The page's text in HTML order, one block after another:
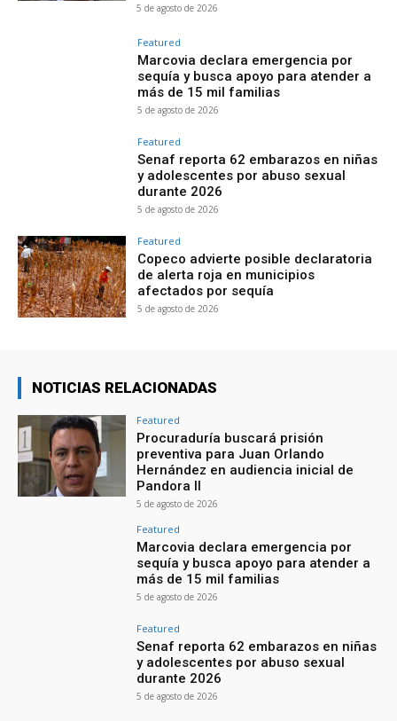
5 de agosto de 2026
Featured
Marcovia declara emergencia por
sequía y busca apoyo para atender a
más de 15 mil familias
5 de agosto de 2026
Featured
Senaf reporta 62 embarazos en niñas
y adolescentes por abuso sexual
durante 2026
5 de agosto de 2026
Featured
Copeco advierte posible declaratoria
de alerta roja en municipios
afectados por sequía
5 de agosto de 2026
NOTICIAS RELACIONADAS
Featured
Procuraduría buscará prisión
preventiva para Juan Orlando
Hernández en audiencia inicial de
Pandora II
5 de agosto de 2026
Featured
Marcovia declara emergencia por
sequía y busca apoyo para atender a
más de 15 mil familias
5 de agosto de 2026
Featured
Senaf reporta 62 embarazos en niñas
y adolescentes por abuso sexual
durante 2026
5 de agosto de 2026